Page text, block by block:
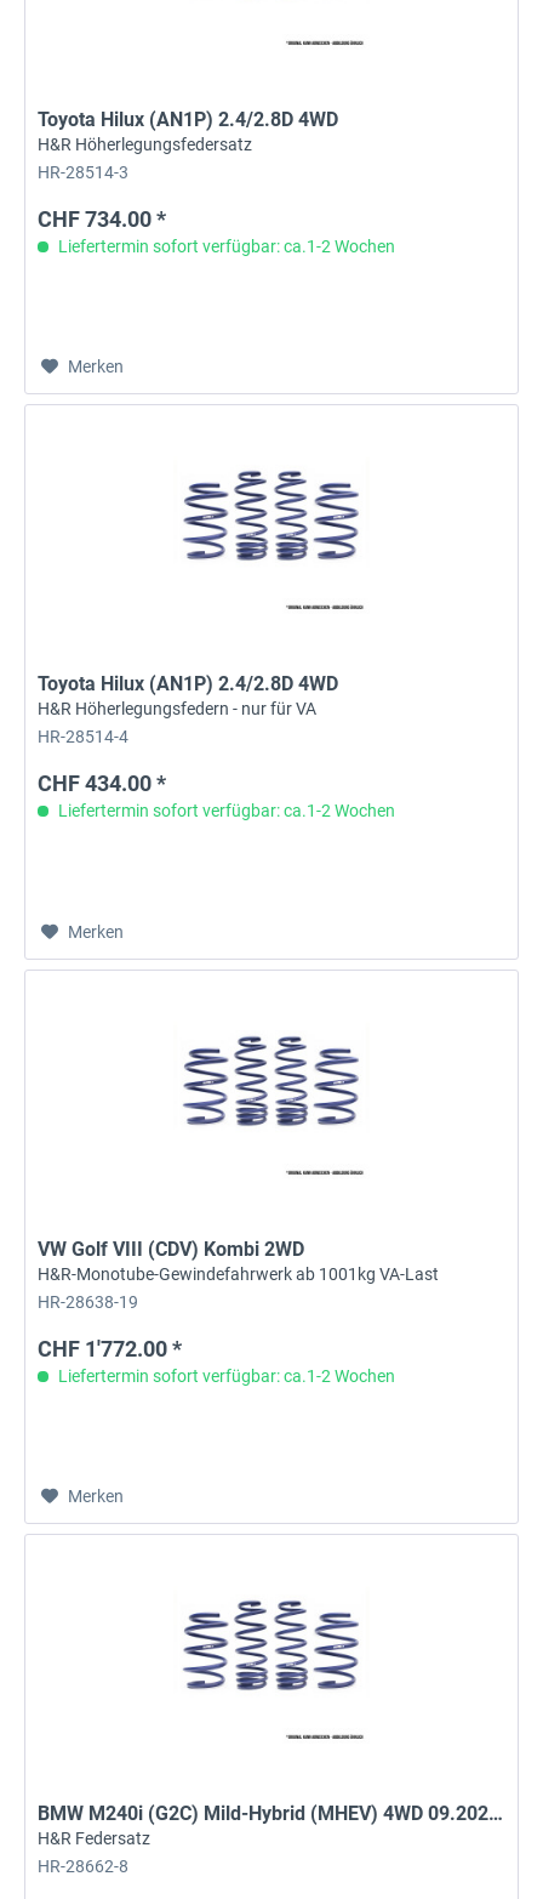
Toyota Hilux (AN1P) 2.4/2.8D 4WD
H&R Höherlegungsfedersatz
HR-28514-3
CHF 734.00 *
Liefertermin sofort verfügbar: ca.1-2 Wochen
Merken
Toyota Hilux (AN1P) 2.4/2.8D 4WD
H&R Höherlegungsfedern - nur für VA
HR-28514-4
CHF 434.00 *
Liefertermin sofort verfügbar: ca.1-2 Wochen
Merken
VW Golf VIII (CDV) Kombi 2WD
H&R-Monotube-Gewindefahrwerk ab 1001kg VA-Last
HR-28638-19
CHF 1'772.00 *
Liefertermin sofort verfügbar: ca.1-2 Wochen
Merken
BMW M240i (G2C) Mild-Hybrid (MHEV) 4WD 09.2025>
H&R Federsatz
HR-28662-8